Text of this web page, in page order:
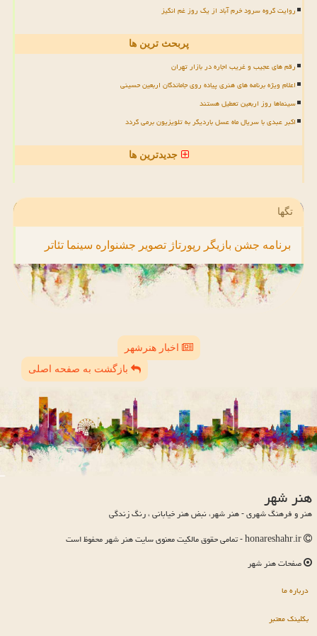
روایت گروه سرود خرم آباد از یک روز غم انگیز
پربحث ترین ها
رقم های عجیب و غریب اجاره در بازار تهران
اعلام ویژه برنامه های هنری پیاده روی جاماندگان اربعین حسینی
سینماها روز اربعین تعطیل هستند
اکبر عبدی با سریال ماه عسل باردیگر به تلویزیون برمی گردد
جدیدترین ها
تگها
برنامه جشن بازیگر رپورتاژ تصویر جشنواره سینما تئاتر
اخبار هنرشهر
بازگشت به صفحه اصلی
هنر شهر
هنر و فرهنگ شهری - هنر شهر، نبض هنر خیابانی ، رنگ زندگی
صفحات هنر شهر
درباره ما
بکلینک معتبر